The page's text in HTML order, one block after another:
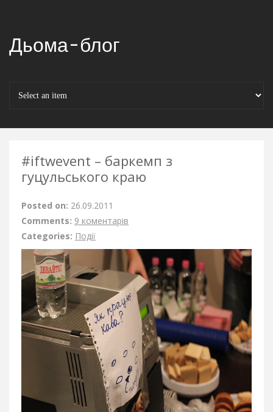
Дьома-блог
#iftwevent – баркемп з
гуцульського краю
Posted on: 26.09.2011
Comments: 9 коментарів
Categories: Події